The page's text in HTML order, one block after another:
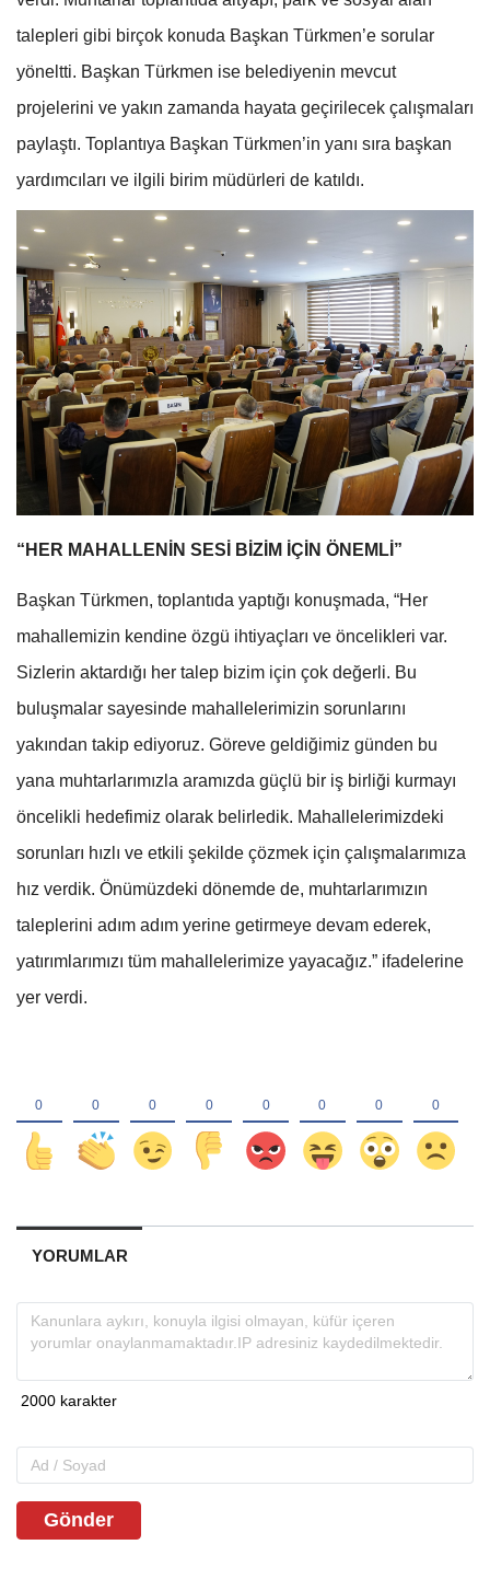
talepleri gibi birçok konuda Başkan Türkmen’e sorular
yöneltti. Başkan Türkmen ise belediyenin mevcut
projelerini ve yakın zamanda hayata geçirilecek çalışmaları
paylaştı. Toplantıya Başkan Türkmen’in yanı sıra başkan
yardımcıları ve ilgili birim müdürleri de katıldı.
“HER MAHALLENİN SESİ BİZİM İÇİN ÖNEMLİ”
Başkan Türkmen, toplantıda yaptığı konuşmada, “Her
mahallemizin kendine özgü ihtiyaçları ve öncelikleri var.
Sizlerin aktardığı her talep bizim için çok değerli. Bu
buluşmalar sayesinde mahallelerimizin sorunlarını
yakından takip ediyoruz. Göreve geldiğimiz günden bu
yana muhtarlarımızla aramızda güçlü bir iş birliği kurmayı
öncelikli hedefimiz olarak belirledik. Mahallelerimizdeki
sorunları hızlı ve etkili şekilde çözmek için çalışmalarımıza
hız verdik. Önümüzdeki dönemde de, muhtarlarımızın
taleplerini adım adım yerine getirmeye devam ederek,
yatırımlarımızı tüm mahallelerimize yayacağız.” ifadelerine
yer verdi.
YORUMLAR
Gönder